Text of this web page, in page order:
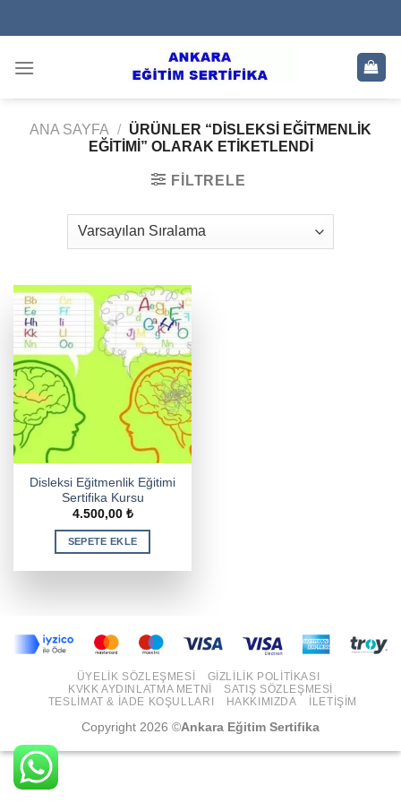
to
ANA SAYFA / ÜRÜNLER “DISLEKSI EĞITMENLIK
EĞITIMI” OLARAK ETIKETLENDI
FILTRELE
Disleksi Eğitmenlik Eğitimi
Sertifika Kursu
4.500,00 ₺
SEPETE EKLE
ÜYELIK SÖZLEŞMESI
GIZLILIK POLITIKASI
KVKK AYDINLATMA METNI
SATIŞ SÖZLEŞMESI
TESLIMAT & İADE KOŞULLARI
HAKKIMIZDA İLETIŞIM
Copyright 2026 ©Ankara Eğitim Sertifika